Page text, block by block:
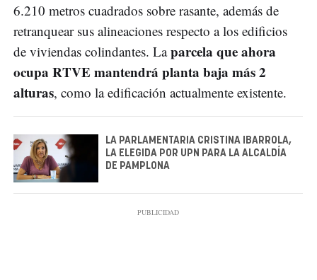
6.210 metros cuadrados sobre rasante, además de
retranquear sus alineaciones respecto a los edificios
de viviendas colindantes. Laparcela que ahora
ocupa RTVE mantendrá planta baja más 2
alturas, como la edificación actualmente existente.
LA PARLAMENTARIA CRISTINA IBARROLA,
LA ELEGIDA POR UPN PARA LA ALCALDÍA
DE PAMPLONA